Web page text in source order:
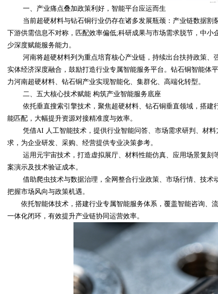
d
一、产业痛点叠加政策利好，智能平台应运而生
当前超硬材料与钻石铜行业仍存在诸多发展瓶颈：产业链数据
下游供需信息不对称，匹配效率偏低;科研成果与市场需求脱节，中
少深度赋能服务能力。
河南将超硬材料列为重点培育核心产业链，持续出台扶持政策
实体经济深度融合，鼓励打造行业专属智能服务平台。钻石铜智能
力河南超硬材料、钻石铜产业实现智能化、集群化、高端化转型。
二、五大核心技术赋能 构筑产业智能服务底座
依托垂直搜索引擎技术，聚焦超硬材料、钻石铜垂直领域，搭
能匹配，大幅提升资源对接精准度与效率。
凭借AI 人工智能技术，提供行业智能问答、市场需求研判、材
求，为企业研发、采购、经营提供专业决策参考。
运用元宇宙技术，打造虚拟展厅、材料性能仿真、应用场景复
案演示及技术验证成本。
借助爬虫技术与数据治理，全网整合行业政策、市场行情、技
把握市场风向与政策机遇。
依托智能体技术，搭建行业专属智能服务体系，覆盖智能咨询、
一体化闭环，有效提升产业链协同运营效率。